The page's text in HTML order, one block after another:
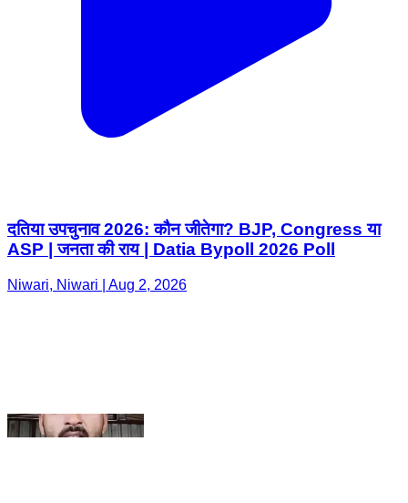
दतिया उपचुनाव 2026: कौन जीतेगा? BJP, Congress या
ASP | जनता की राय | Datia Bypoll 2026 Poll